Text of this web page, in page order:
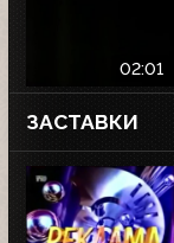
02:01
ЗАСТАВКИ